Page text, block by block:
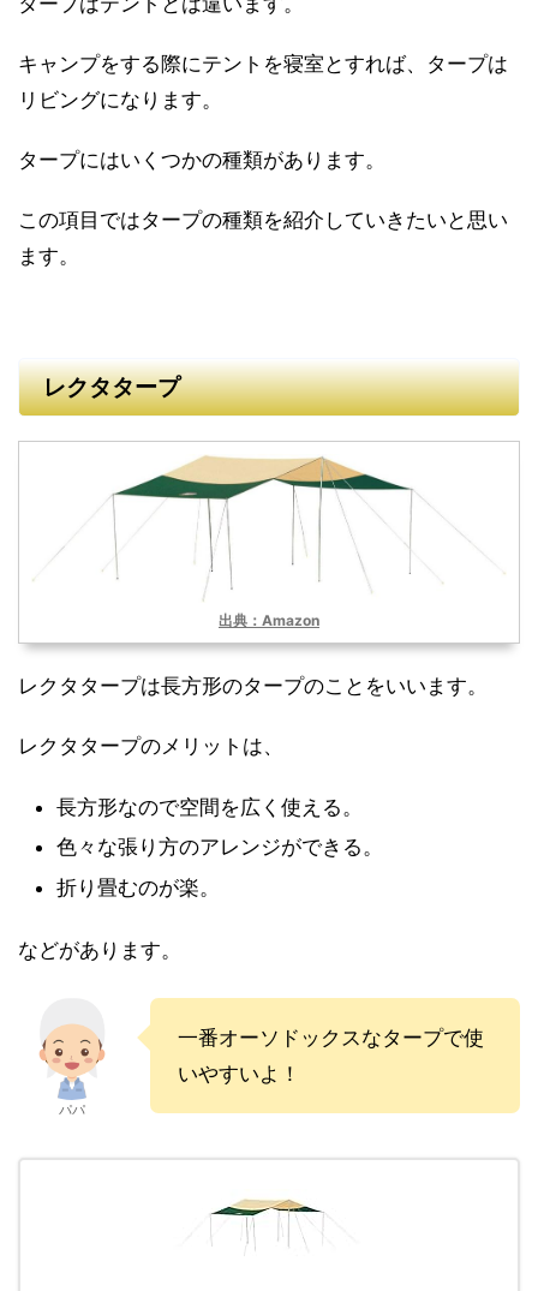
キャンプをする際にテントを寝室とすれば、タープは
リビングになります。
タープにはいくつかの種類があります。
この項目ではタープの種類を紹介していきたいと思い
ます。
レクタタープ
出典：Amazon
レクタタープは長方形のタープのことをいいます。
レクタタープのメリットは、
長方形なので空間を広く使える。
色々な張り方のアレンジができる。
折り畳むのが楽。
などがあります。
パパ
一番オーソドックスなタープで使
いやすいよ！